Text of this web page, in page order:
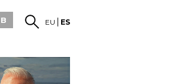
EU ES